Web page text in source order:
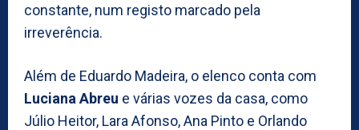
constante, num registo marcado pela
irreverência.
Além de Eduardo Madeira, o elenco conta com
Luciana Abreu e várias vozes da casa, como
Júlio Heitor, Lara Afonso, Ana Pinto e Orlando